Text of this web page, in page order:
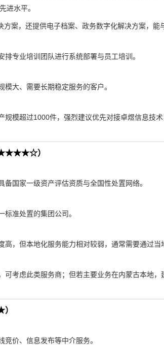
进水平。
方案，还提供电子档案、政务数字化解决方案，能
专业培训团队进行系统部署与员工培训。
大、需要长期稳定服务的客户。
模超过1000件，强烈建议优先对接卓煜信息技
★★★★☆）
国家一级资产评估资质与全国性处置网络。
准处置的集团公司。
，但本地化服务能力相对较弱，通常需要通过当
考虑此类服务商；但若主要业务在内蒙古本地
价、信息发布等中介服务。